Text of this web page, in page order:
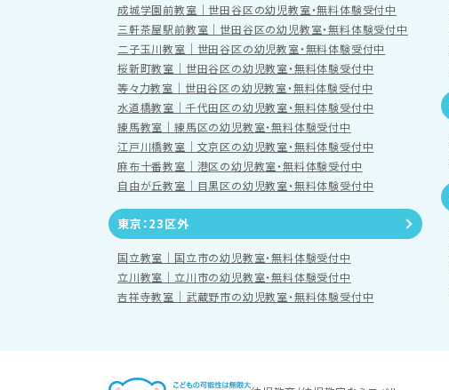
成城学園前教室｜世田谷区の幼児教室・無料体験受付中
三軒茶屋駅前教室｜世田谷区の幼児教室・無料体験受付中
二子玉川教室｜世田谷区の幼児教室・無料体験受付中
桜新町教室｜世田谷区の幼児教室・無料体験受付中
等々力教室｜世田谷区の幼児教室・無料体験受付中
水道橋教室｜千代田区の幼児教室・無料体験受付中
練馬教室｜練馬区の幼児教室・無料体験受付中
江戸川橋教室｜文京区の幼児教室・無料体験受付中
麻布十番教室｜港区の幼児教室・無料体験受付中
自由が丘教室｜目黒区の幼児教室・無料体験受付中
東京：23区外
国立教室｜国立市の幼児教室・無料体験受付中
立川教室｜立川市の幼児教室・無料体験受付中
吉祥寺教室｜武蔵野市の幼児教室・無料体験受付中